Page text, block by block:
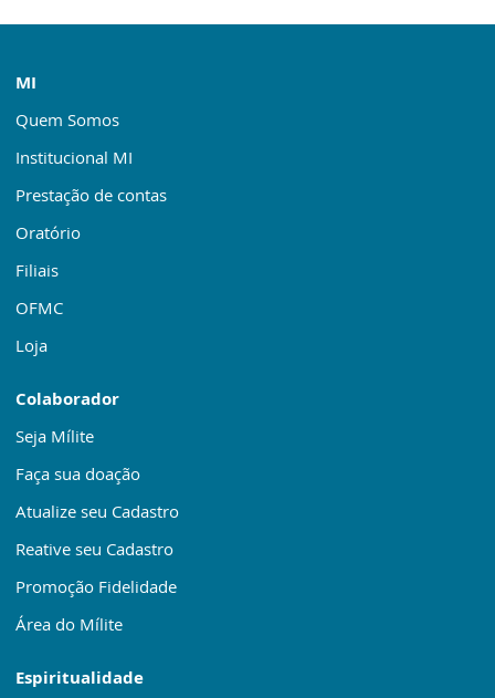
MI
Quem Somos
Institucional MI
Prestação de contas
Oratório
Filiais
OFMC
Loja
Colaborador
Seja Mílite
Faça sua doação
Atualize seu Cadastro
Reative seu Cadastro
Promoção Fidelidade
Área do Mílite
Espiritualidade